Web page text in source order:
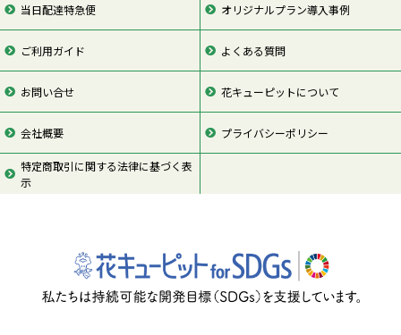
当日配達特急便 オリジナルプラン導入事例
ご利用ガイド よくある質問
お問い合せ 花キューピットについて
会社概要 プライバシーポリシー
特定商取引に関する法律に基づく表
示
ページの先頭